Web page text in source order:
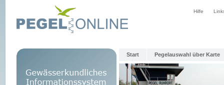
Hilfe
Start Pegelauswahl über Karte